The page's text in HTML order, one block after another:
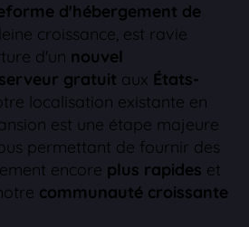
d'hébergement de
croissance, est ravie
d'un nouvel
gratuit aux États-
localisation existante en
est une étape majeure
permettant de fournir des
encore plus rapides et
communauté croissante